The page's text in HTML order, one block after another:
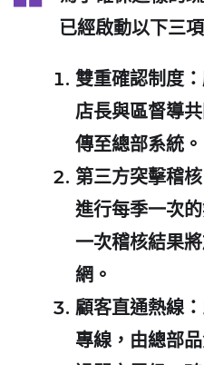
已經啟動以下三
雙重確認制度
店長與區督導
傳至總部系統。
第三方突擊稽核
進行每季一次
一次稽核結果
網。
顧客直通熱線
專線，由總部